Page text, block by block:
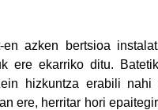
azken bertsioa
ere ekarriko ditu.
hizkuntza erabili
ere, herritar hori